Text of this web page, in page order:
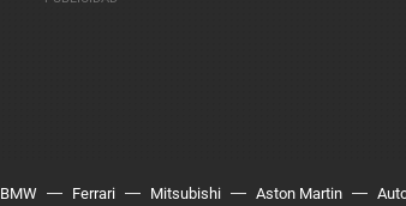
BMW Ferrari Mitsubishi Aston Martin